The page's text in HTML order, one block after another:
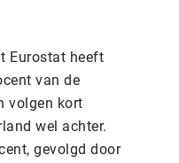
Eurostat heeft
van de
volgen kort
wel achter.
gevolgd door